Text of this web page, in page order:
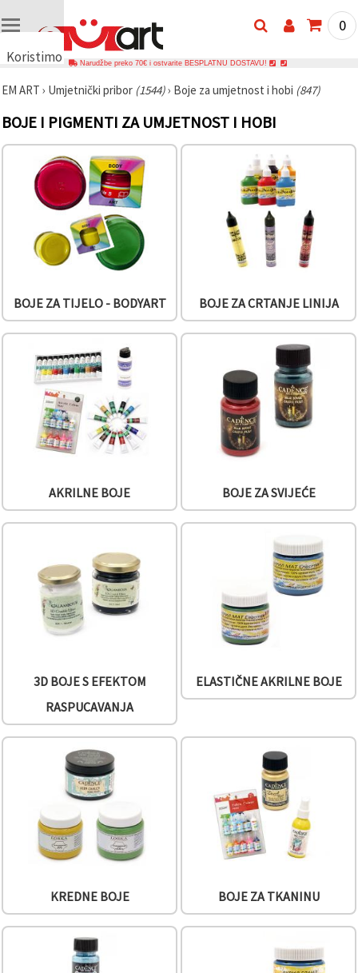
Koristimo
🍪
kolačiće i
tehnologije
kako bismo
osigurali
ispravno
funkcioniranje
poboljšali
korisničko
privolu,
relevantniji
sadržaj i
oglase,
uključujući
uz pomoć
partnera za
analitiku i
marketing.
svih
kolačića
naznačiti
preferencije
Postavkama
kolačića i
0
Narudžbe preko 70€ i ostvarite BESPLATNU DOSTAVU!
EM ART › Umjetnički pribor (1544)› Boje za umjetnost i hobi (847)
BOJE I PIGMENTI ZA UMJETNOST I HOBI
BOJE ZA TIJELO - BODYART BOJE ZA CRTANJE LINIJA
AKRILNE BOJE BOJE ZA SVIJEĆE
3D BOJE S EFEKTOM
RASPUCAVANJA
ELASTIČNE AKRILNE BOJE
KREDNE BOJE BOJE ZA TKANINU